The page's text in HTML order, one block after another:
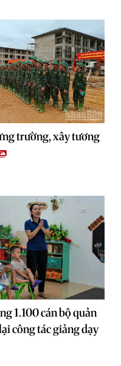
trường, xây tương
1.100 cán bộ quản
công tác giảng dạy